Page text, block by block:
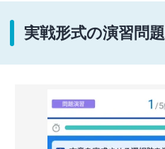
実戦形式の演習問題